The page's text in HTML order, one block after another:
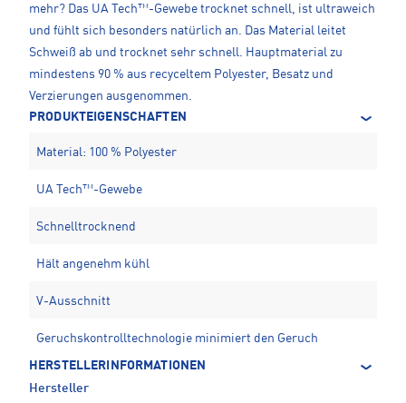
mehr? Das UA Tech™-Gewebe trocknet schnell, ist ultraweich
und fühlt sich besonders natürlich an. Das Material leitet
Schweiß ab und trocknet sehr schnell. Hauptmaterial zu
mindestens 90 % aus recyceltem Polyester, Besatz und
Verzierungen ausgenommen.
PRODUKTEIGENSCHAFTEN
Material: 100 % Polyester
UA Tech™-Gewebe
Schnelltrocknend
Hält angenehm kühl
V-Ausschnitt
Geruchskontrolltechnologie minimiert den Geruch
HERSTELLERINFORMATIONEN
Hersteller